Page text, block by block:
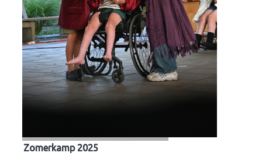
Zomerkamp 2025